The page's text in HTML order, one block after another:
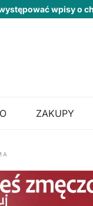
wpisy o
ZAKUPY